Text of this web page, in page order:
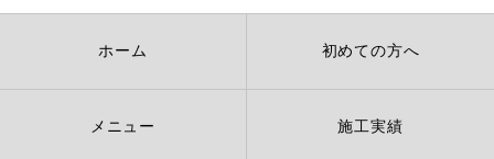
ホーム 初めての方へ
メニュー 施工実績